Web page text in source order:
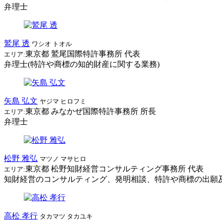
弁理士
鷲尾 透 ワシオ トオル
エリア:東京都 鷲尾国際特許事務所 代表
弁理士(特許や商標の知的財産に関する業務)
矢島 弘文 ヤジマ ヒロフミ
エリア:東京都 みなかぜ国際特許事務所 所長
弁理士
松野 雅弘 マツノ マサヒロ
エリア:東京都 松野知財経営コンサルティング事務所 代表
知財経営のコンサルティング、発明相談、特許や商標の出願
高松 孝行 タカマツ タカユキ